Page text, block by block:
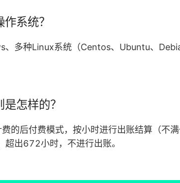
系统？
、多种Linux系统（Centos、Ubuntu、
怎样的？
的后付费模式，按小时进行出账结算（不
出672小时，不进行出账。